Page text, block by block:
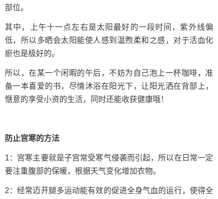
部位。
其中，上午十一点左右是太阳最好的一段时间，紫外线偏
低，所以多晒会太阳能使人感到温煦柔和之感，对于活血化
瘀也是极好的。
所以，在某一个闲暇的午后，不妨为自己泡上一杯咖啡，准
备一本喜爱的书，尽情沐浴在阳光下，让阳光洒在背部上，
惬意的享受小资的生活，同时还能收获健康哦！
防止宫寒的方法
1：宫寒主要就是子宫常受寒气侵袭而引起，所以在日常一定
要注重腹部的保暖，根据天气变化增加衣物。
2：经常迈开腿多运动能有效的促进全身气血的运行，使得全